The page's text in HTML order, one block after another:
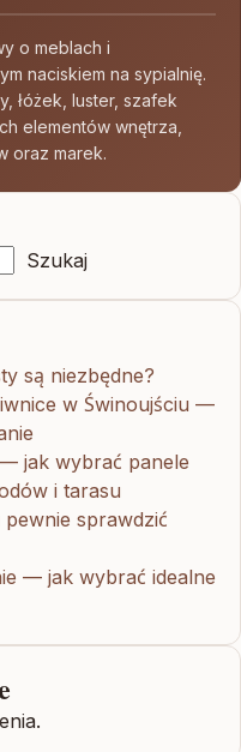
o meblach i
naciskiem na sypialnię.
łóżek, luster, szafek
elementów wnętrza,
oraz marek.
Szukaj
są niezbędne?
w Świnoujściu —
jak wybrać panele
i tarasu
sprawdzić
— jak wybrać idealne